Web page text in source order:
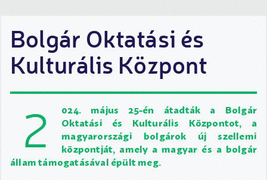
Bolgár Oktatási és
Kulturális Központ
2
024. május 25-én átadták a Bolgár
Oktatási és Kulturális Központot, a
magyarországi bolgárok új szellemi
központját, amely a magyar és a bolgár
állam támogatásával épült meg.